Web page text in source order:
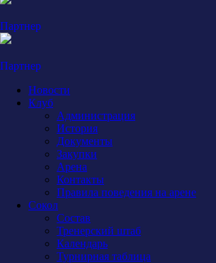
Партнер
Партнер
Новости
Клуб
Администрация
История
Документы
Закупки
Арена
Контакты
Правила поведения на арене
Сокол
Состав
Тренерский штаб
Календарь
Турнирная таблица